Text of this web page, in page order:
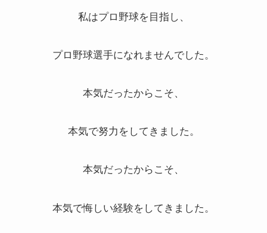
私はプロ野球を目指し、
プロ野球選手になれませんでした。
本気だったからこそ、
本気で努力をしてきました。
本気だったからこそ、
本気で悔しい経験をしてきました。